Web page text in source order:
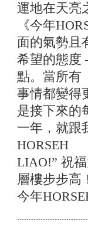
運地在天亮
《今年
面的氣勢且
希望的態度
點。當所有
事情都變得
是接下來的
一年，就跟
HORSEH
LIAO!” 祝
層樓步步高！
今年